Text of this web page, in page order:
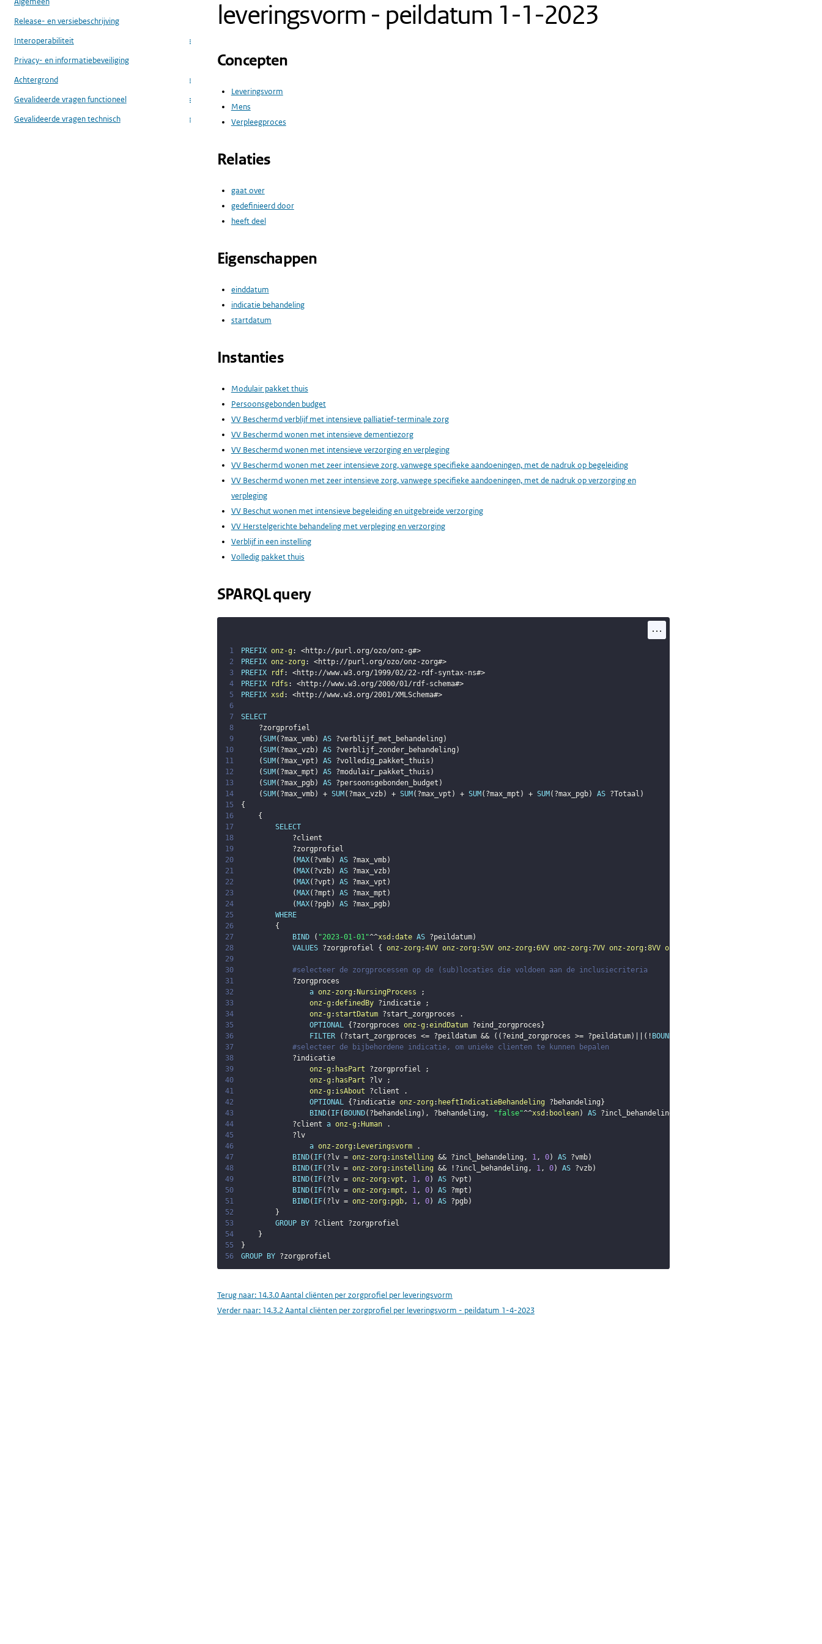
Release- en versiebeschrijving
Interoperabiliteit
...
Privacy- en informatiebeveiliging
Achtergrond
...
Gevalideerde vragen functioneel ...
Gevalideerde vragen technisch ...
leveringsvorm - peildatum 1-1-2023
Concepten
Leveringsvorm
Mens
Verpleegproces
Relaties
gaat over
gedefinieerd door
heeft deel
Eigenschappen
einddatum
indicatie behandeling
startdatum
Instanties
Modulair pakket thuis
Persoonsgebonden budget
VV Beschermd verblijf met intensieve palliatief-terminale zorg
VV Beschermd wonen met intensieve dementiezorg
VV Beschermd wonen met intensieve verzorging en verpleging
VV Beschermd wonen met zeer intensieve zorg, vanwege specifieke aandoeningen, met de nadruk op begeleiding
VV Beschermd wonen met zeer intensieve zorg, vanwege specifieke aandoeningen, met de nadruk op verzorging en
verpleging
VV Beschut wonen met intensieve begeleiding en uitgebreide verzorging
VV Herstelgerichte behandeling met verpleging en verzorging
Verblijf in een instelling
Volledig pakket thuis
SPARQL query
...
1 PREFIX onz-g : <http://purl.org/ozo/onz-g#>
2
PREFIX onz-zorg : <http://purl.org/ozo/onz-zorg#>
3
PREFIX rdf: <http://www.w3.org/1999/02/22-rdf-syntax-ns#>
4
PREFIX rdfs : <http://www.w3.org/2000/01/rdf-schema#>
5
PREFIX xsd : <http://www.w3.org/2001/XMLSchema#>
6
7
SELECT
8
?zorgprofiel
9
(SUM ( ?max_vmb) AS ?verblijf_met_behandeling )
10
(SUM ( ?max_vzb) AS ?verblijf_zonder_behandeling )
11
(SUM ( ?max_vpt ) AS ?volledig_pakket_thuis )
12
(SUM ( ?max_mpt ) AS ?modulair_pakket_thuis )
13
(SUM ( ?max_pgb) AS ?persoonsgebonden_budget )
14
(SUM ( ?max_vmb) + SUM ( ?max_vzb) + SUM ( ?max_vpt ) + SUM ( ?max_mpt ) + SUM ( ?max_pgb) AS ?Totaal )
15
{
16
{
17
SELECT
18
?client
19
?zorgprofiel
20
( MAX( ?vmb) AS ?max_vmb)
21
( MAX( ?vzb) AS ?max_vzb)
22
( MAX( ?vpt ) AS ?max_vpt )
23
( MAX( ?mpt ) AS ?max_mpt )
24
( MAX( ?pgb) AS ?max_pgb)
25
WHERE
26
{
27
BIND ( "2023-01-01"^^xsd :date AS ?peildatum)
28
VALUES ?zorgprofiel { onz-zorg :4VV onz-zorg :5VV onz-zorg :6VV onz-zorg :7VV onz-zorg :8VV onz-zorg
29
30
#selecteer de zorgprocessen op de (sub)locaties die voldoen aan de inclusiecriteria
31
?zorgproces
32
a onz-zorg : NursingProcess
;
33
onz-g :definedBy ?indicatie
;
34
onz-g : startDatum ?start_zorgproces
.
35
OPTIONAL { ?zorgproces onz-g :eindDatum ?eind_zorgproces }
36
FILTER ( ?start_zorgproces <= ?peildatum && ( ( ?eind_zorgproces >= ?peildatum) ( ! BOUND
37
#selecteer de bijbehordene indicatie, om unieke clienten te kunnen bepalen
38
?indicatie
39
onz-g : hasPart ?zorgprofiel
;
40
onz-g : hasPart ?lv
;
41
onz-g : isAbout ?client
.
42
OPTIONAL { ?indicatie onz-zorg : heeftIndicatieBehandeling ?behandeling }
43
BIND( IF( BOUND( ?behandeling ) , ?behandeling , "false"^^xsd : boolean) AS ?incl_behandeling
44
?client a onz-g : Human
.
45
?lv
46
a onz-zorg : Leveringsvorm
.
47
BIND( IF( ?lv = onz-zorg : instelling && ?incl_behandeling , 1, 0) AS ?vmb)
48
BIND( IF( ?lv = onz-zorg : instelling && ! ?incl_behandeling , 1, 0) AS ?vzb)
49
BIND( IF( ?lv = onz-zorg :vpt , 1, 0) AS ?vpt )
50
BIND( IF( ?lv = onz-zorg :mpt , 1, 0) AS ?mpt )
51
BIND( IF( ?lv = onz-zorg : pgb, 1, 0) AS ?pgb)
52
}
53
GROUP BY ?client
?zorgprofiel
54
}
55
}
56
GROUP BY ?zorgprofiel
Terug naar: 14.3.0 Aantal cliënten per zorgprofiel per leveringsvorm
Verder naar: 14.3.2 Aantal cliënten per zorgprofiel per leveringsvorm - peildatum 1-4-2023